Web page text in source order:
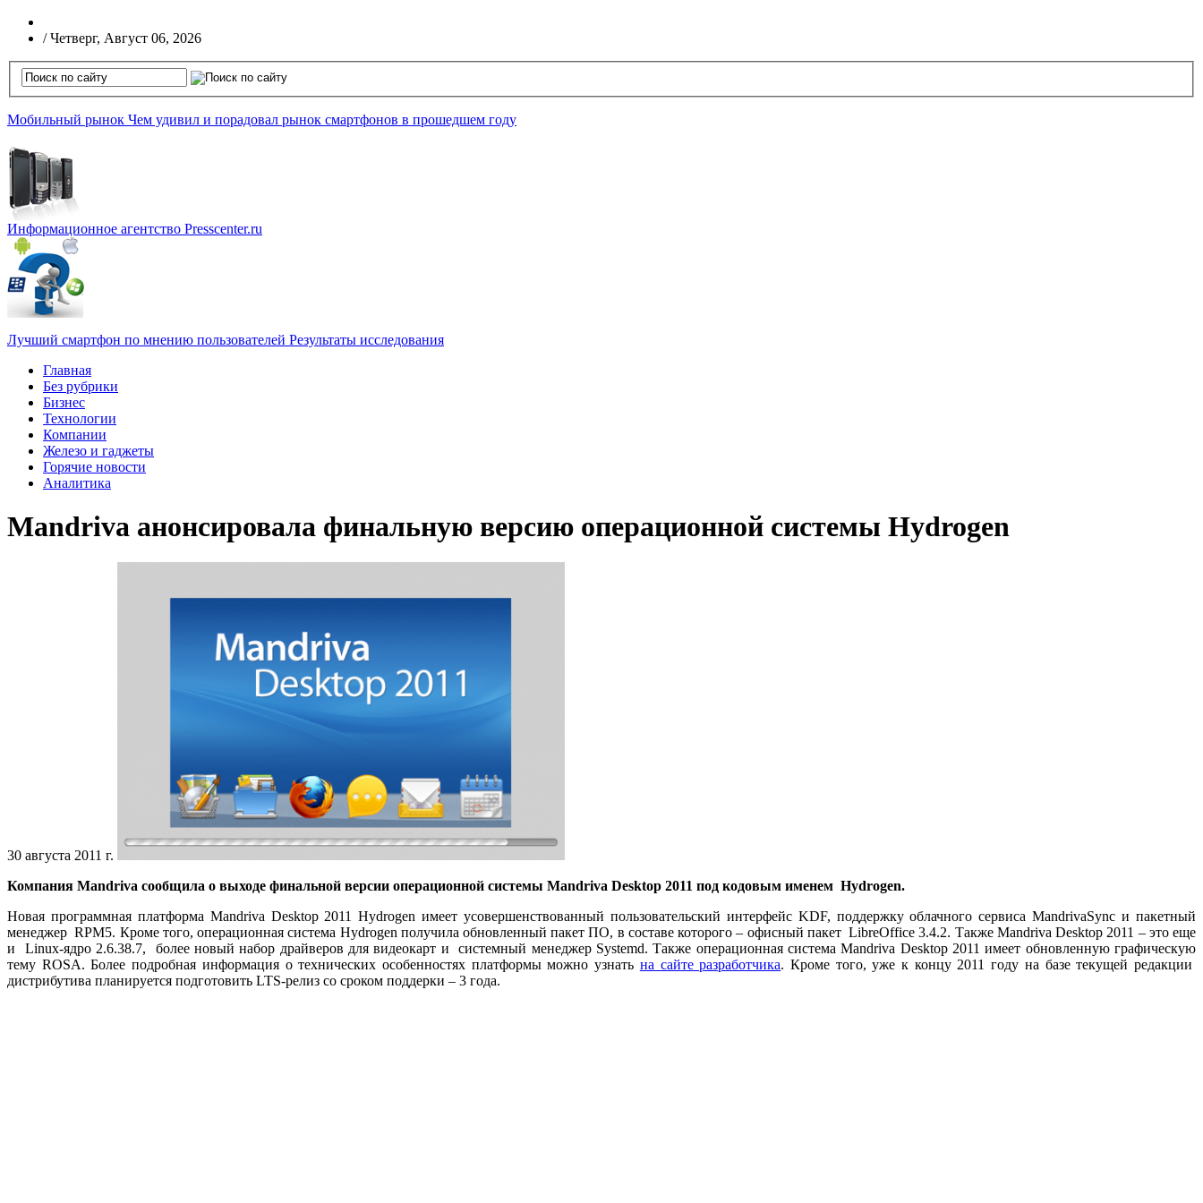
/Четверг, Август 06, 2026
Мобильный рынок Чем удивил и порадовал рынок смартфонов в прошедшем году
Информационное агентство Presscenter.ru
Лучший смартфон по мнению пользователей Результаты исследования
Главная
Без рубрики
Бизнес
Технологии
Компании
Железо и гаджеты
Горячие новости
Аналитика
Mandriva анонсировала финальную версию операционной системы Hydrogen
30 августа 2011 г.
Компания Mandriva сообщила о выходе финальной версии операционной системы Mandriva Desktop 2011 под кодовым именем Hydrogen.
Новая программная платформа Mandriva Desktop 2011 Hydrogen имеет усовершенствованный пользовательский интерфейс KDF, поддержку облачного сервиса MandrivaSync и пакетный
менеджер RPM5. Кроме того, операционная система Hydrogen получила обновленный пакет ПО, в составе которого – офисный пакет LibreOffice 3.4.2. Также Mandriva Desktop 2011 – это еще
и Linux-ядро 2.6.38.7, более новый набор драйверов для видеокарт и системный менеджер Systemd. Также операционная система Mandriva Desktop 2011 имеет обновленную графическую
тему ROSA. Более подробная информация о технических особенностях платформы можно узнать на сайте разработчика. Кроме того, уже к концу 2011 году на базе текущей редакции
дистрибутива планируется подготовить LTS-релиз со сроком поддерки – 3 года.